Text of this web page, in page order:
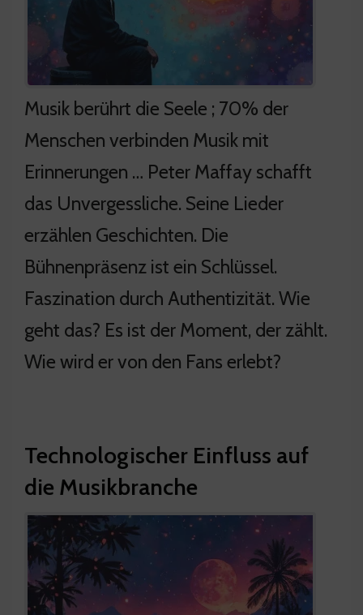
Musik berührt die Seele ; 70% der
Menschen verbinden Musik mit
Erinnerungen … Peter Maffay schafft
das Unvergessliche. Seine Lieder
erzählen Geschichten. Die
Bühnenpräsenz ist ein Schlüssel.
Faszination durch Authentizität. Wie
geht das? Es ist der Moment, der zählt.
Wie wird er von den Fans erlebt?
Technologischer Einfluss auf
die Musikbranche